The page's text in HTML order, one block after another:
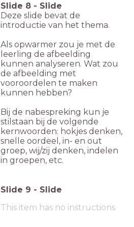
Slide 8 - Slide
Deze slide bevat de
introductie van het thema.
Als opwarmer zou je met de
leerling de afbeelding
kunnen analyseren. Wat zou
de afbeelding met
vooroordelen te maken
kunnen hebben?
Bij de nabespreking kun je
stilstaan bij de volgende
kernwoorden: hokjes denken,
snelle oordeel, in- en out
groep, wij/zij denken, indelen
in groepen, etc.
Slide 9 - Slide
This item has no instructions